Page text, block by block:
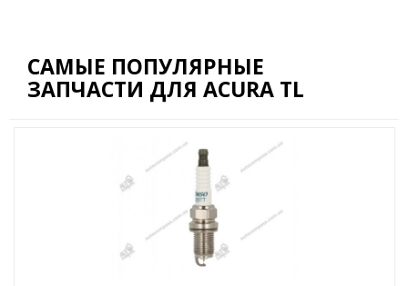
САМЫЕ ПОПУЛЯРНЫЕ
ЗАПЧАСТИ ДЛЯ ACURA TL